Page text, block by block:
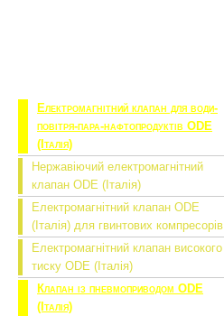
Електромагнітний клапан для води-
повітря-пара-нафтопродуктів ODE
(Італія)
Нержавіючий електромагнітний
клапан ODE (Італія)
Електромагнітний клапан ODE
(Італія) для гвинтових компресорів
Електромагнітний клапан високого
тиску ODE (Італія)
Клапан із пневмоприводом ODE
(Італія)